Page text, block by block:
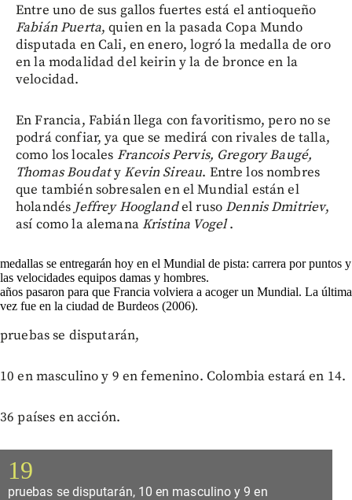
Entre uno de sus gallos fuertes está el antioqueño
Fabián Puerta, quien en la pasada Copa Mundo
disputada en Cali, en enero, logró la medalla de oro
en la modalidad del keirin y la de bronce en la
velocidad.
En Francia, Fabián llega con favoritismo, pero no se
podrá confiar, ya que se medirá con rivales de talla,
como los locales Francois Pervis, Gregory Baugé,
Thomas BoudatyKevin Sireau. Entre los nombres
que también sobresalen en el Mundial están el
holandés Jeffrey Hooglandel rusoDennis Dmitriev,
así como la alemanaKristina Vogel.
medallas se entregarán hoy en el Mundial de pista: carrera por puntos y
las velocidades equipos damas y hombres.
años pasaron para que Francia volviera a acoger un Mundial. La última
vez fue en la ciudad de Burdeos (2006).
pruebas se disputarán,
10 en masculino y 9 en femenino. Colombia estará en 14.
36 países en acción.
19
pruebas se disputarán, 10 en masculino y 9 en